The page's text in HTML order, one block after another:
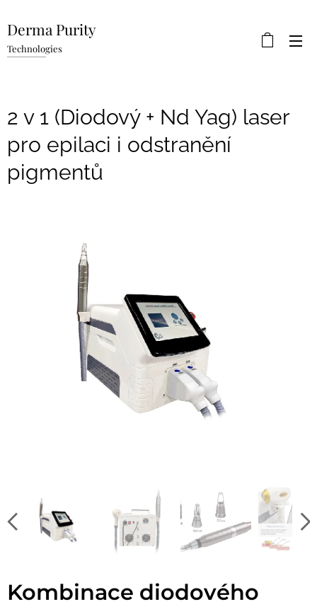
Derma Purity
Technologies
2 v 1 (Diodový + Nd Yag) laser
pro epilaci i odstranění
pigmentů
Kombinace diodového